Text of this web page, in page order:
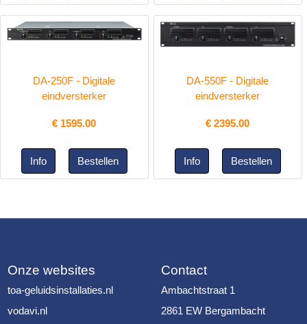
DA-250F - Digitale
eindversterker
€ 1595.00
DA-550F - Digitale
eindversterker
€2395.00
Onze websites
toa-geluidsinstallaties.nl
vodavi.nl
Contact
Ambachtstraat 1
2861 EW Bergambacht